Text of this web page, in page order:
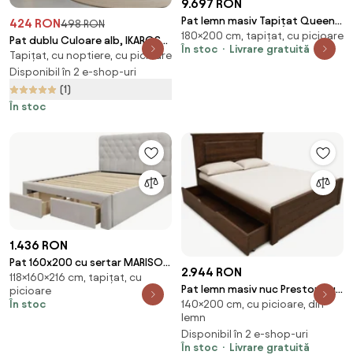
424 RON498 RON
Pat dublu Culoare alb, IKAROS
140 x 200 cm Saltele: Fara
saltea, Somiera pat: Fara
somiera
Tapițat, cu noptiere, cu picioare
Disponibil în 2 e-shop-uri
(1)
În stoc
9.697 RON
Pat lemn masiv Tapițat Queen
Paris 180x200cm Ecru/
Șampanie - Cu somieră
180×200 cm, tapițat, cu picioare
În stoc
Livrare gratuită
1.436 RON
Pat 160x200 cu sertar MARISOL,
stofa catifelata bej, cu
somiera
118×160×216 cm, tapițat, cu
picioare
În stoc
2.944 RON
Pat lemn masiv nuc Preston cu
Sertar - 140x200
140×200 cm, cu picioare, din
lemn
Disponibil în 2 e-shop-uri
În stoc
Livrare gratuită